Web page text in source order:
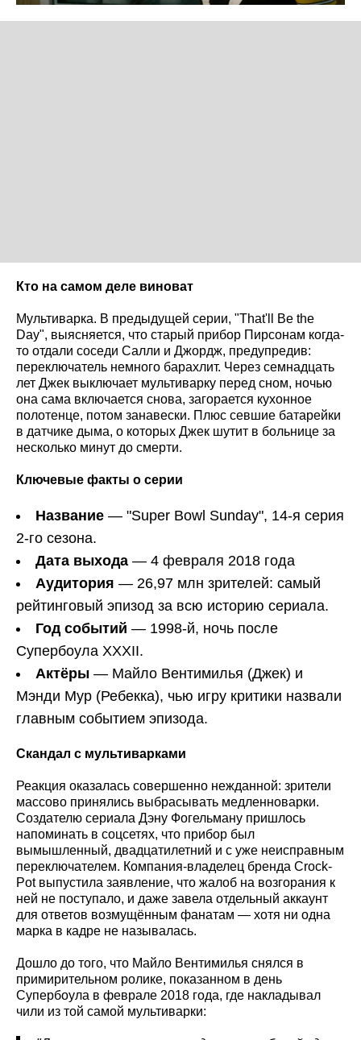
Кто на самом деле виноват
Мультиварка. В предыдущей серии, "That'll Be the
Day", выясняется, что старый прибор Пирсонам когда-
то отдали соседи Салли и Джордж, предупредив:
переключатель немного барахлит. Через семнадцать
лет Джек выключает мультиварку перед сном, ночью
она сама включается снова, загорается кухонное
полотенце, потом занавески. Плюс севшие батарейки
в датчике дыма, о которых Джек шутит в больнице за
несколько минут до смерти.
Ключевые факты о серии
Название — "Super Bowl Sunday", 14-я серия
2-го сезона.
Дата выхода — 4 февраля 2018 года
Аудитория — 26,97 млн зрителей: самый
рейтинговый эпизод за всю историю сериала.
Год событий — 1998-й, ночь после
Супербоула XXXII.
Актёры — Майло Вентимилья (Джек) и
Мэнди Мур (Ребекка), чью игру критики назвали
главным событием эпизода.
Скандал с мультиварками
Реакция оказалась совершенно нежданной: зрители
массово принялись выбрасывать медленноварки.
Создателю сериала Дэну Фогельману пришлось
напоминать в соцсетях, что прибор был
вымышленный, двадцатилетний и с уже неисправным
переключателем. Компания-владелец бренда Crock-
Pot выпустила заявление, что жалоб на возгорания к
ней не поступало, и даже завела отдельный аккаунт
для ответов возмущённым фанатам — хотя ни одна
марка в кадре не называлась.
Дошло до того, что Майло Вентимилья снялся в
примирительном ролике, показанном в день
Супербоула в феврале 2018 года, где накладывал
чили из той самой мультиварки: